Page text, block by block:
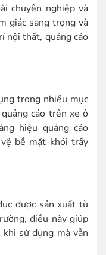
chuyên nghiệp và
giác sang trọng và
nội thất, quảng cáo
trong nhiều mục
cáo trên xe ô
hiệu quảng cáo
bề mặt khỏi trầy
được sản xuất từ
điều này giúp
sử dụng mà vẫn